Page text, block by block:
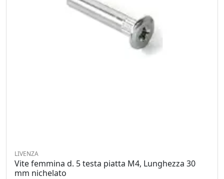
LIVENZA
Vite femmina d. 5 testa piatta M4, Lunghezza 30
mm nichelato